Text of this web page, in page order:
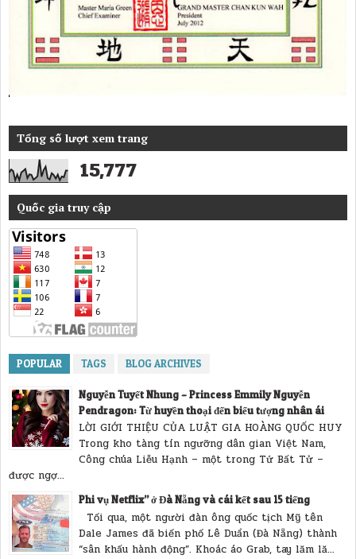
Tổng số lượt xem trang
15,777
Quốc gia truy cập
POPULAR TAGS BLOG ARCHIVES
Nguyễn Tuyết Nhung – Princess Emmily Nguyễn
Pendragon: Từ huyền thoại đến biểu tượng nhân ái
LỜI GIỚI THIỆU CỦA LUẬT GIA HOÀNG QUỐC HUY
Trong kho tàng tín ngưỡng dân gian Việt Nam,
Công chúa Liễu Hạnh – một trong Tứ Bất Tử –
được ngợ...
Phi vụ Netflix” ở Đà Nẵng và cái kết sau 15 tiếng
Tối qua, một người đàn ông quốc tịch Mỹ tên
Dale James đã biến phố Lê Duẩn (Đà Nẵng) thành
“sân khấu hành động”. Khoác áo Grab, tay lăm lă...